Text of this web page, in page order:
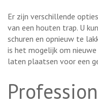
Er zijn verschillende
van een houten trap. U
schuren en opnieuw te
is het mogelijk om
laten plaatsen voor een